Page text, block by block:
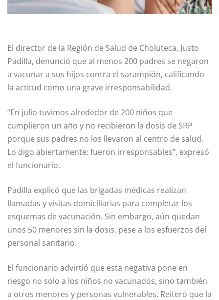
El director de la Región de Salud de Choluteca, Justo
Padilla, denunció que al menos 200 padres se negaron
a vacunar a sus hijos contra el sarampión, calificando
la actitud como una grave irresponsabilidad.
“En julio tuvimos alrededor de 200 niños que
cumplieron un año y no recibieron la dosis de SRP
porque sus padres no los llevaron al centro de salud.
Lo digo abiertamente: fueron irresponsables”, expresó
el funcionario.
Padilla explicó que las brigadas médicas realizan
llamadas y visitas domiciliarias para completar los
esquemas de vacunación. Sin embargo, aún quedan
unos 50 menores sin la dosis, pese a los esfuerzos del
personal sanitario.
El funcionario advirtió que esta negativa pone en
riesgo no solo a los niños no vacunados, sino también
a otros menores y personas vulnerables. Reiteró que la